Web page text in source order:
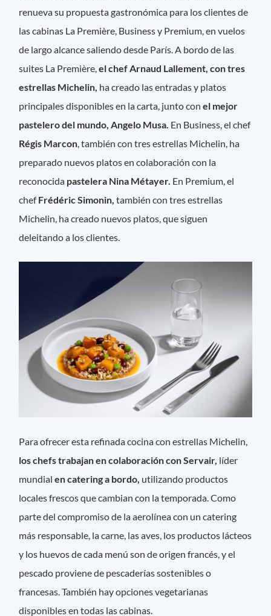
renueva su propuesta gastronómica para los clientes de
las cabinas La Première, Business y Premium, en vuelos
de largo alcance saliendo desde París. A bordo de las
suites La Première,el chef Arnaud Lallement, con tres
estrellas Michelin, ha creado las entradas y platos
principales disponibles en la carta, junto con el mejor
pastelero del mundo, Angelo Musa. En Business, el chef
Régis Marcon, también con tres estrellas Michelin, ha
preparado nuevos platos en colaboración con la
reconocida pastelera Nina Métayer. En Premium, el
chefFrédéric Simonin, también con tres estrellas
Michelin, ha creado nuevos platos, que siguen
deleitando a los clientes.
Para ofrecer esta refinada cocina con estrellas Michelin,
los chefs trabajan en colaboración con Servair, líder
mundialen catering a bordo, utilizando productos
locales frescos que cambian con la temporada. Como
parte del compromiso de la aerolínea con un catering
más responsable, la carne, las aves, los productos lácteos
y los huevos de cada menú son de origen francés, y el
pescado proviene de pescaderías sostenibles o
francesas. También hay opciones vegetarianas
disponibles en todas las cabinas.